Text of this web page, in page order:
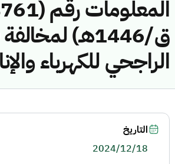
ق/1446هـ)
الراجحي للكهرباء
التاريخ
2024/12/18